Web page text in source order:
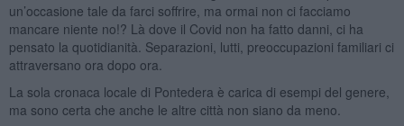
un’occasione tale da farci soffrire, ma ormai non ci facciamo
mancare niente no!? Là dove il Covid non ha fatto danni, ci ha
pensato la quotidianità. Separazioni, lutti, preoccupazioni familiari ci
attraversano ora dopo ora.
La sola cronaca locale di Pontedera è carica di esempi del genere,
ma sono certa che anche le altre città non siano da meno.